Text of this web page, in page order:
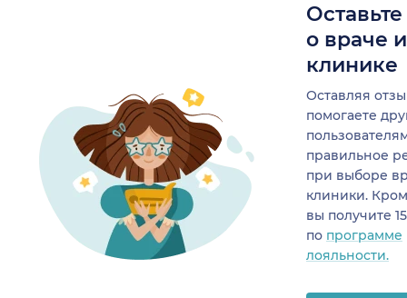
о враче
клинике
Оставляя
помогаете
правильное
при выборе
клиники.
вы получите
по программе
лояльности.